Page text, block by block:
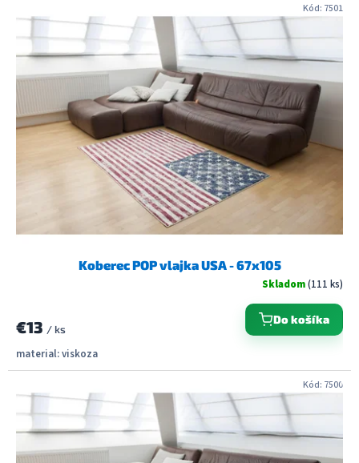
Koberec POP vlajka USA - 67x105
Skladom(111 ks)
€13 / ks
Do košíka
material: viskoza
Kód: 7501
Kód: 7500